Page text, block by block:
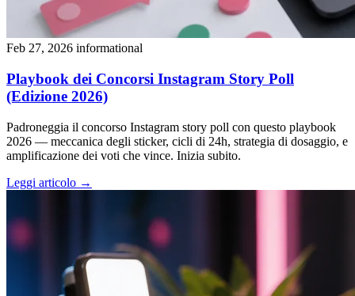
Feb 27, 2026 informational
Playbook dei Concorsi Instagram Story Poll
(Edizione 2026)
Padroneggia il concorso Instagram story poll con questo playbook
2026 — meccanica degli sticker, cicli di 24h, strategia di dosaggio, e
amplificazione dei voti che vince. Inizia subito.
Leggi articolo →